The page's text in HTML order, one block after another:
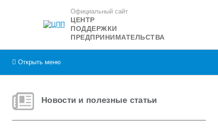
Официальный сайт
ЦЕНТР
ПОДДЕРЖКИ
ПРЕДПРИНИМАТЕЛЬСТВА
Открыть меню
Новости и полезные статьи